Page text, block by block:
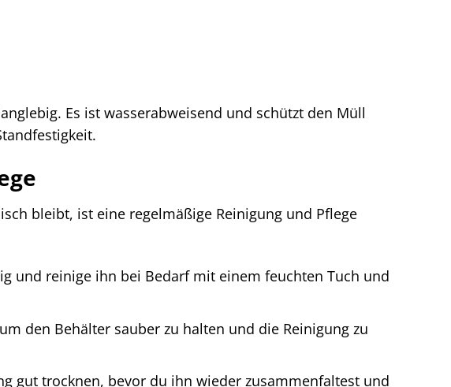
Es ist wasserabweisend und schützt den Müll
bleibt, ist eine regelmäßige Reinigung und Pflege
und reinige ihn bei Bedarf mit einem feuchten Tuch und
den Behälter sauber zu halten und die Reinigung zu
gut trocknen, bevor du ihn wieder zusammenfaltest und